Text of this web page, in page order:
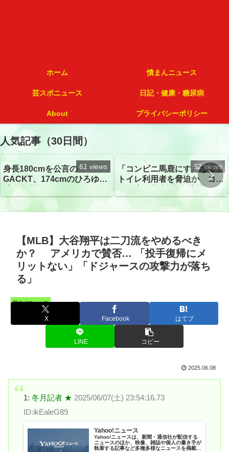
ホーム 憤まんニュース
芸スポニュース 日記・健康・糖尿病
About プライバシーポリシー
人気記事（30日間）
身長180cmを公言の
GACKT、174cmのひろゆき
トざわつき イベントでの写
真が話題
61 views
「コンビニ馬鹿にすんなよ」
トイレ利用者を脅迫か コン
52 views
【MLB】大谷翔平は二刀流をやめるべき
か？ アメリカで賛否… 「投手復帰にメ
リットない」「ドジャースの攻撃力が落ち
る」
芸スポニュース
X Facebook はてブ
LINE コピー
2025.06.08
1: 冬月記者 ★ 2025/06/07(土) 23:54:16.73
ID:ikEaleG89
Yahoo!ニュース
Yahoo!ニュースは、新聞・通信社が配信する
ニュースのほか、映像、雑誌や個人の書き手が
執筆する記事など多種多様なニュースを掲載し